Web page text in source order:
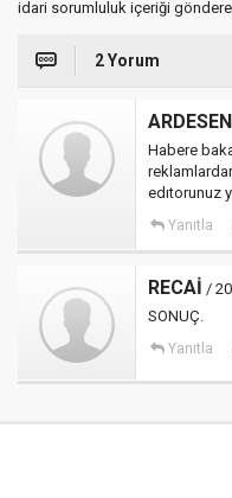
idari sorumluluk içeriği
2 Yorum
Habere
edıtorunuz
Yanıtla
RECAİ /
SONUÇ.
Yanıtla